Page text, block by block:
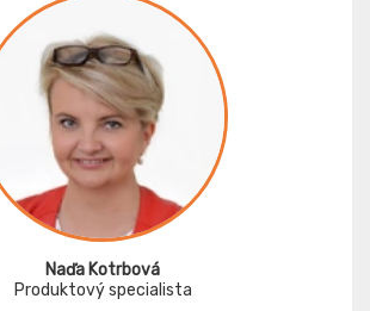
Naďa Kotrbová
Produktový specialista